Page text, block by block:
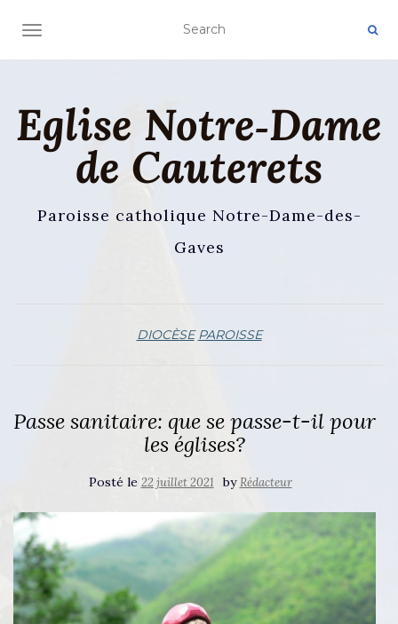
AFFICHER/MASQUER LA NAVIGATION
Eglise Notre‑Dame
de Cauterets
Paroisse catholique Notre-Dame-des-
Gaves
DIOCÈSE PAROISSE
Passe sanitaire: que se passe-t-il pour
les églises?
Posté le 22 juillet 2021 byRédacteur